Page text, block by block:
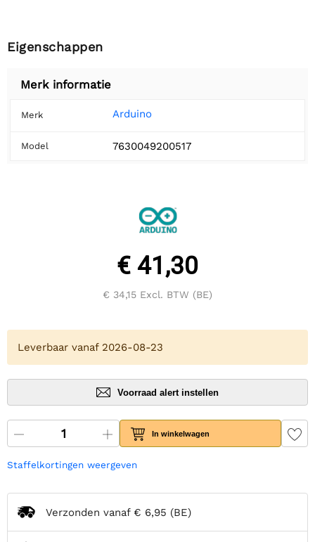
Eigenschappen
Merk informatie
Merk Arduino
Model 7630049200517
€ 41,30
€ 34,15 Excl. BTW (BE)
Leverbaar vanaf 2026-08-23
Voorraad alert instellen
In winkelwagen
Staffelkortingen weergeven
Verzonden vanaf € 6,95 (BE)